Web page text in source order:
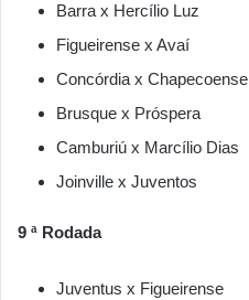
Barra x Hercílio Luz
Figueirense x Avaí
Concórdia x Chapecoense
Brusque x Próspera
Camburiú x Marcílio Dias
Joinville x Juventos
9 ª Rodada
Juventus x Figueirense